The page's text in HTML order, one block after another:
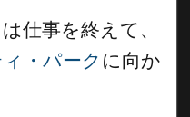
仕事を終えて、
・パーク に向か